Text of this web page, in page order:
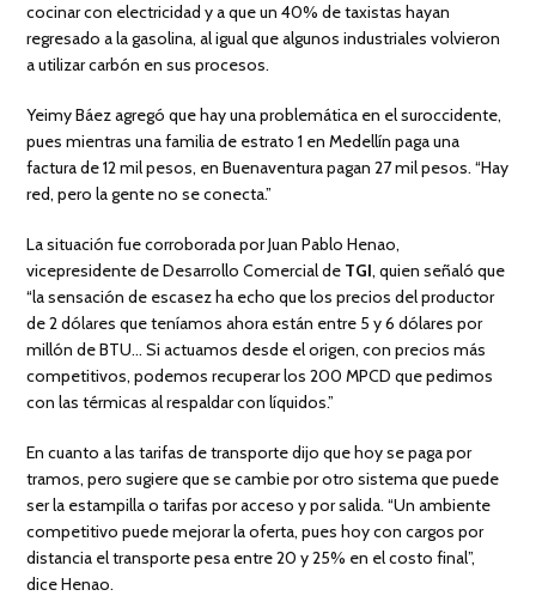
cocinar con electricidad y a que un 40% de taxistas hayan
regresado a la gasolina, al igual que algunos industriales volvieron
a utilizar carbón en sus procesos.
Yeimy Báez agregó que hay una problemática en el suroccidente,
pues mientras una familia de estrato 1 en Medellín paga una
factura de 12 mil pesos, en Buenaventura pagan 27 mil pesos. “Hay
red, pero la gente no se conecta.”
La situación fue corroborada por Juan Pablo Henao,
vicepresidente de Desarrollo Comercial de TGI, quien señaló que
“la sensación de escasez ha echo que los precios del productor
de 2 dólares que teníamos ahora están entre 5 y 6 dólares por
millón de BTU… Si actuamos desde el origen, con precios más
competitivos, podemos recuperar los 200 MPCD que pedimos
con las térmicas al respaldar con líquidos.”
En cuanto a las tarifas de transporte dijo que hoy se paga por
tramos, pero sugiere que se cambie por otro sistema que puede
ser la estampilla o tarifas por acceso y por salida. “Un ambiente
competitivo puede mejorar la oferta, pues hoy con cargos por
distancia el transporte pesa entre 20 y 25% en el costo final”,
dice Henao.